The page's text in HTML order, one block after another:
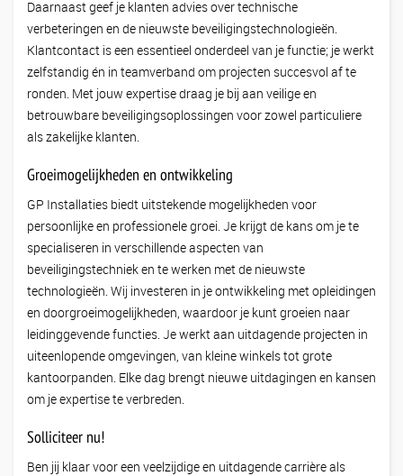
Daarnaast geef je klanten advies over technische
verbeteringen en de nieuwste beveiligingstechnologieën.
Klantcontact is een essentieel onderdeel van je functie; je werkt
zelfstandig én in teamverband om projecten succesvol af te
ronden. Met jouw expertise draag je bij aan veilige en
betrouwbare beveiligingsoplossingen voor zowel particuliere
als zakelijke klanten.
Groeimogelijkheden en ontwikkeling
GP Installaties biedt uitstekende mogelijkheden voor
persoonlijke en professionele groei. Je krijgt de kans om je te
specialiseren in verschillende aspecten van
beveiligingstechniek en te werken met de nieuwste
technologieën. Wij investeren in je ontwikkeling met opleidingen
en doorgroeimogelijkheden, waardoor je kunt groeien naar
leidinggevende functies. Je werkt aan uitdagende projecten in
uiteenlopende omgevingen, van kleine winkels tot grote
kantoorpanden. Elke dag brengt nieuwe uitdagingen en kansen
om je expertise te verbreden.
Solliciteer nu!
Ben jij klaar voor een veelzijdige en uitdagende carrière als